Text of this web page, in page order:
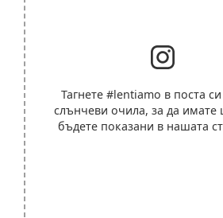
Тагнете #lentiamo в поста
слънчеви очила, за да имате
бъдете показани в нашата